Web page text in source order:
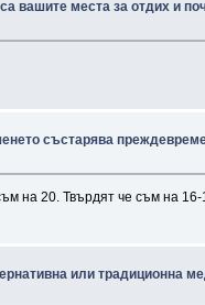
вашите места за отдих и
състарява
на 20. Твърдят че съм на
или традиционна